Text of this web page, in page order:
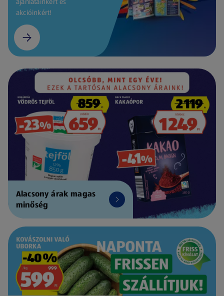
akcióinkért!
Alacsony árak magas
minőség